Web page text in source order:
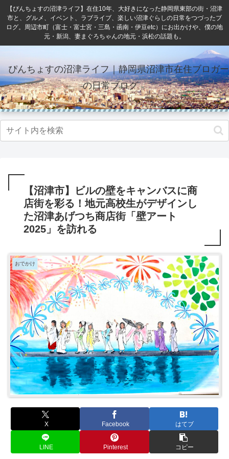
【ぴんちょすの沼津ライフ】在住10年、大好きになった静岡県東部の街・沼津
市と、グルメ、イベント、ラブライブ、楽しい沼津ぐらしの日常をつづったブ
ログ。周辺市町（富士・富士宮・三島・函南・伊豆etc）にお出かけや、僕の地
元・新潟、妻まぐろちゃんの地元・浜松の話題も。
ぴんちょすの沼津ライフ｜静岡県沼津市在住ブロガー
の日常ブログ
【沼津市】ビルの壁をキャンバスに商
店街を彩る！地元高校生がデザインし
た沼津あげつち商店街「壁アート
2025」を訪れる
おでかけ
X Facebook はてブ
LINE Pinterest コピー